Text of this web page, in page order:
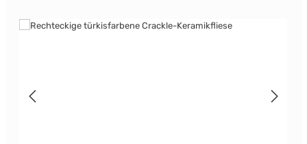
Bildergalerie überspringen